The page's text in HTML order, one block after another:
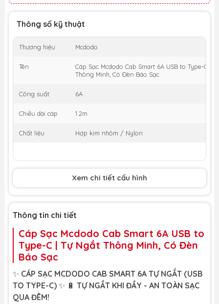
Thông số kỹ thuật
Thương hiệu Mcdodo
Tên
Cáp Sạc Mcdodo Cab Smart 6A USB to Type-C |
Thông Minh, Có Đèn Báo Sạc
Công suất 6A
Chiều dài cáp 1.2m
Chất liệu Hợp kim nhôm / Nylon
Xem chi tiết cấu hình
Thông tin chi tiết
Cáp Sạc Mcdodo Cab Smart 6A USB to
Type-C | Tự Ngắt Thông Minh, Có Đèn
Báo Sạc
✨ CÁP SẠC MCDODO CAB SMART 6A TỰ NGẮT (USB
TO TYPE-C) ✨ 🔋 TỰ NGẮT KHI ĐẦY - AN TOÀN SẠC
QUA ĐÊM!